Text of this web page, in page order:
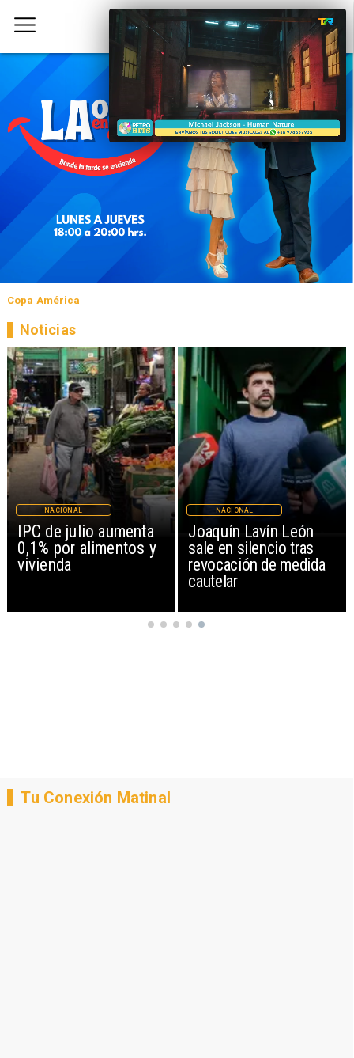
Copa América
IPC de julio aumenta
0,1% por alimentos y
vivienda
NACIONAL
Joaquín Lavín León
sale en silencio tras
revocación de medida
cautelar
NACIONAL
Noticias
Tu Conexión Matinal